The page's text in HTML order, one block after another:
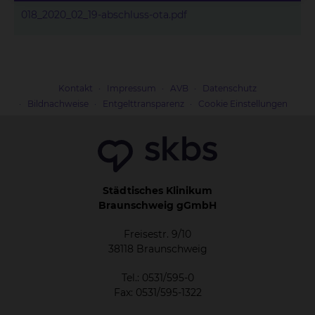
018_2020_02_19-abschluss-ota.pdf
Kontakt Impressum AVB
Datenschutz
Bildnachweise
Entgelttransparenz Cookie Einstellungen
Städtisches Klinikum
Braunschweig gGmbH
Freisestr. 9/10
38118 Braunschweig
Tel.: 0531/595-0
Fax: 0531/595-1322